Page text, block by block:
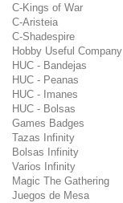
C-Kings of War
C-Aristeia
C-Shadespire
Hobby Useful Company
HUC - Bandejas
HUC - Peanas
HUC - Imanes
HUC - Bolsas
Games Badges
Tazas Infinity
Bolsas Infinity
Varios Infinity
Magic The Gathering
Juegos de Mesa